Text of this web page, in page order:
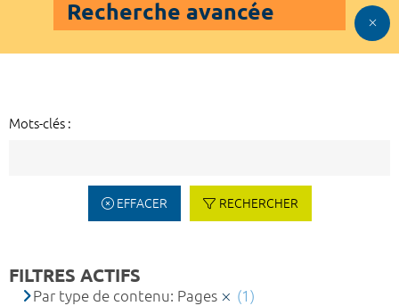
Recherche avancée
Mots-clés :
EFFACER RECHERCHER
FILTRES ACTIFS
Par type de contenu: Pages
(1)